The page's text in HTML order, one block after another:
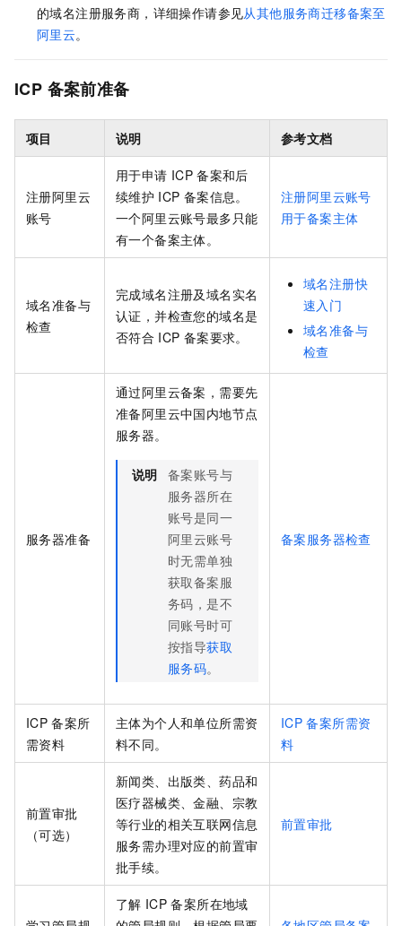
的域名注册服务商 ，详细操作请参见从其他服务商迁移备案至
阿里云。
ICP 备案前准备
项目 说明 参考文档
注册阿里云
账号
用于申请 ICP 备案和后
续维护 ICP 备案信息。
一个阿里云账号最多只能
有一个备案主体。
注册阿里云账号
用于备案主体
域名准备与
检查
完成域名注册及域名实名
认证，并检查您的域名是
否符合 ICP 备案要求。
域名注册快
速入门
域名准备与
检查
服务器准备
通过阿里云备案，需要先
准备阿里云中国内地节点
服务器。
说明 备案账号与
服务器所在
账号是同一
阿里云账号
时无需单独
获取备案服
务码，是不
同账号时可
按指导获取
服务码。
备案服务器检查
ICP 备案所
需资料
主体为个人和单位所需资
料不同。
ICP 备案所需资
料
前置审批
（可选）
新闻类、出版类、药品和
医疗器械类、金融、宗教
等行业的相关互联网信息
服务需办理对应的前置审
批手续。
前置审批
了解 ICP 备案所在地域